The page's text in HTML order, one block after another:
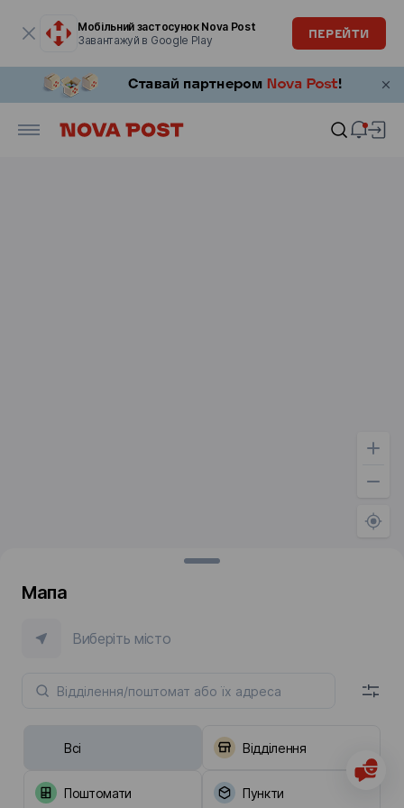
Мобільний застосунок Nova Post
Завантажуй в Google Play
ПЕРЕЙТИ
Мапа
Виберіть місто
Всі Відділення
Поштомати Пункти